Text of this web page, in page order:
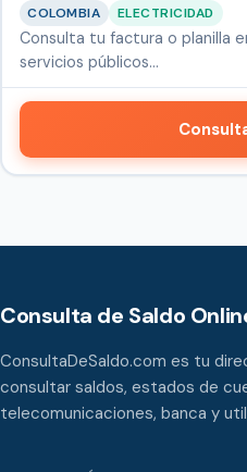
COLOMBIA ELECTRICIDAD
Consulta tu factura o planilla
servicios públicos…
Consulta de Saldo
ConsultaDeSaldo.com es tu
consultar saldos, estados de
telecomunicaciones, banca y